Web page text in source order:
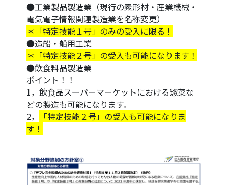
●工業製品製造業（現行の素形材・産業機械・
電気電子情報関連製造業を名称変更）
＊「特定技能１号」のみの受入に限る！
●造船・船用工業
＊「特定技能２号」の受入も可能になります！
●飲食料品製造業
ポイント！！
1，飲食品スーパーマーケットにおける惣菜な
どの製造も可能になります。
2，
「特定技能２号」の受入も可能になりま
す！